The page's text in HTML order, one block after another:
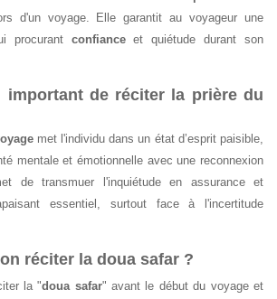
d'un voyage. Elle garantit au voyageur une
procurant confianceet quiétude durant son
important de réciter la prière du
met l'individu dans un état d’esprit paisible,
mentale et émotionnelle avec une reconnexion
de transmuer l'inquiétude en assurance et
essentiel, surtout face à l'incertitude
réciter la doua safar ?
la "doua safar" avant le début du voyage et